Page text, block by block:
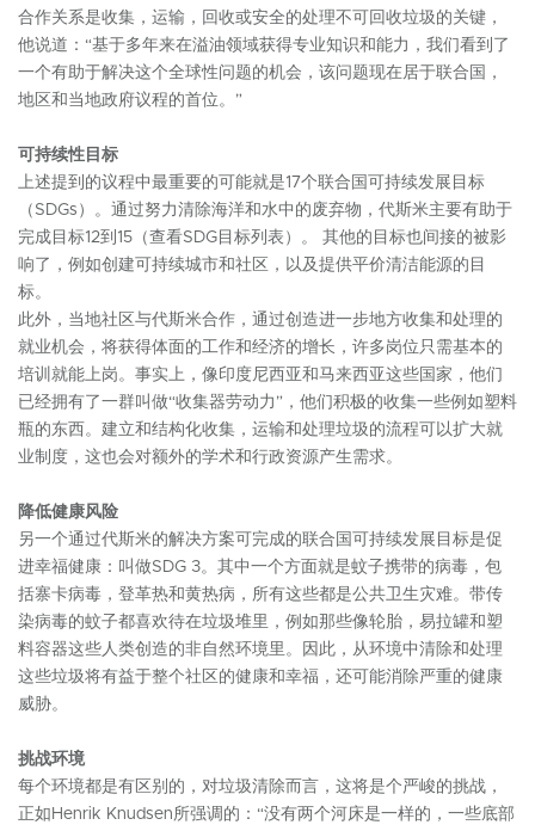
合作关系是收集，运输，回收或安全的处理不可回收垃圾的关键，
他说道：“基于多年来在溢油领域获得专业知识和能力，我们看到了
一个有助于解决这个全球性问题的机会，该问题现在居于联合国，
地区和当地政府议程的首位。”
可持续性目标
上述提到的议程中最重要的可能就是17个联合国可持续发展目标
（SDGs）。通过努力清除海洋和水中的废弃物，代斯米主要有助于
完成目标12到15（查看SDG目标列表）。 其他的目标也间接的被影
响了，例如创建可持续城市和社区，以及提供平价清洁能源的目
标。
此外，当地社区与代斯米合作，通过创造进一步地方收集和处理的
就业机会，将获得体面的工作和经济的增长，许多岗位只需基本的
培训就能上岗。事实上，像印度尼西亚和马来西亚这些国家，他们
已经拥有了一群叫做“收集器劳动力”，他们积极的收集一些例如塑料
瓶的东西。建立和结构化收集，运输和处理垃圾的流程可以扩大就
业制度，这也会对额外的学术和行政资源产生需求。
降低健康风险
另一个通过代斯米的解决方案可完成的联合国可持续发展目标是促
进幸福健康：叫做SDG 3。其中一个方面就是蚊子携带的病毒，包
括寨卡病毒，登革热和黄热病，所有这些都是公共卫生灾难。带传
染病毒的蚊子都喜欢待在垃圾堆里，例如那些像轮胎，易拉罐和塑
料容器这些人类创造的非自然环境里。因此，从环境中清除和处理
这些垃圾将有益于整个社区的健康和幸福，还可能消除严重的健康
威胁。
挑战环境
每个环境都是有区别的，对垃圾清除而言，这将是个严峻的挑战，
正如Henrik Knudsen所强调的：“没有两个河床是一样的，一些底部